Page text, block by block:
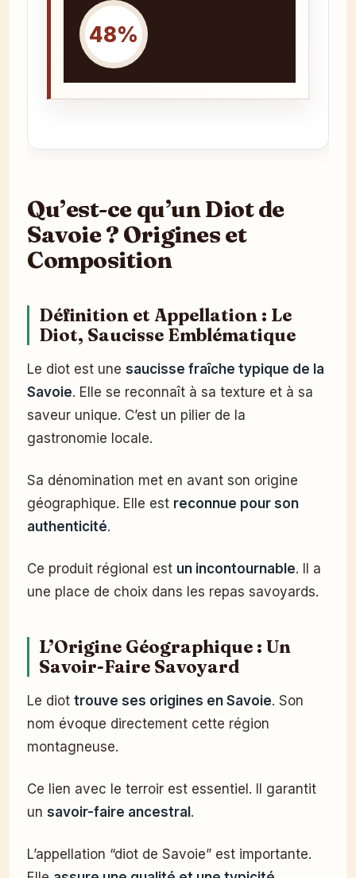
48%
Qu’est-ce qu’un Diot de
Savoie ? Origines et
Composition
Définition et Appellation : Le
Diot, Saucisse Emblématique
Le diot est une saucisse fraîche typique de la
Savoie. Elle se reconnaît à sa texture et à sa
saveur unique. C’est un pilier de la
gastronomie locale.
Sa dénomination met en avant son origine
géographique. Elle est reconnue pour son
authenticité.
Ce produit régional est un incontournable. Il a
une place de choix dans les repas savoyards.
L’Origine Géographique : Un
Savoir-Faire Savoyard
Le diot trouve ses origines en Savoie. Son
nom évoque directement cette région
montagneuse.
Ce lien avec le terroir est essentiel. Il garantit
un savoir-faire ancestral .
L’appellation “diot de Savoie” est importante.